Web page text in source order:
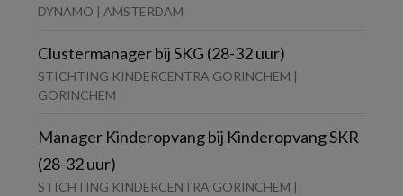
DYNAMO | AMSTERDAM
Clustermanager bij SKG (28-32 uur)
STICHTING KINDERCENTRA GORINCHEM |
GORINCHEM
Manager Kinderopvang bij Kinderopvang SKR
(28-32 uur)
STICHTING KINDERCENTRA GORINCHEM |